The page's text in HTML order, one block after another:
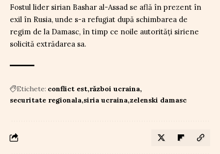
Fostul lider sirian Bashar al-Assad se află în prezent în
exil în Rusia, unde s-a refugiat după schimbarea de
regim de la Damasc, în timp ce noile autorități siriene
solicită extrădarea sa.
Etichete: conflict est război ucraina
securitate regionala siria ucraina zelenski damasc